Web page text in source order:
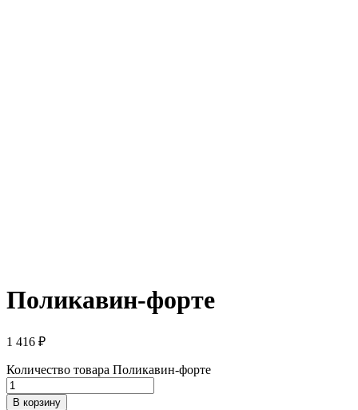
Поликавин-форте
1 416 ₽
Количество товара Поликавин-форте
В корзину